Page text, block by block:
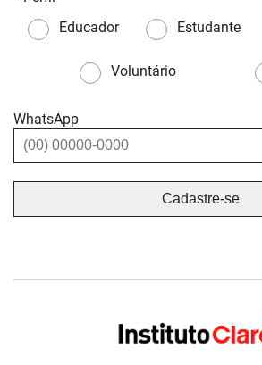
Educador
Estudante
Voluntário
WhatsApp